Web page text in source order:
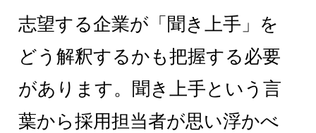
志望する企業が「聞き上手」を
どう解釈するかも把握する必要
があります。聞き上手という言
葉から採用担当者が思い浮かべ